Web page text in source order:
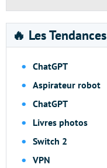
🔥 Les Tendances
ChatGPT
Aspirateur robot
ChatGPT
Livres photos
Switch 2
VPN